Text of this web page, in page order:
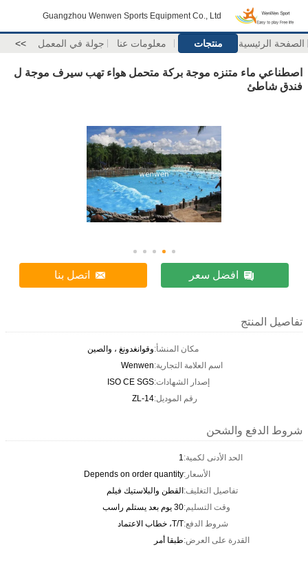
Guangzhou Wenwen Sports Equipment Co., Ltd
الصفحة الرئيسية منتجات معلومات عنا جولة في المعمل >>
اصطناعي ماء متنزه موجة بركة متحمل هواء تهب سيرف موجة ل
فندق شاطئ
افضل سعر اتصل بنا
تفاصيل المنتج
مكان المنشأ:وقوانغدونغ ، والصين
اسم العلامة التجارية:Wenwen
إصدار الشهادات:ISO CE SGS
رقم الموديل:ZL-14
شروط الدفع والشحن
الحد الأدنى لكمية:1
الأسعار:Depends on order quantity
تفاصيل التغليف:القطن والبلاستيك فيلم
وقت التسليم:30 يوم بعد يستلم راسب
شروط الدفع:T/T، خطاب الاعتماد
القدرة على العرض:طبقا أمر